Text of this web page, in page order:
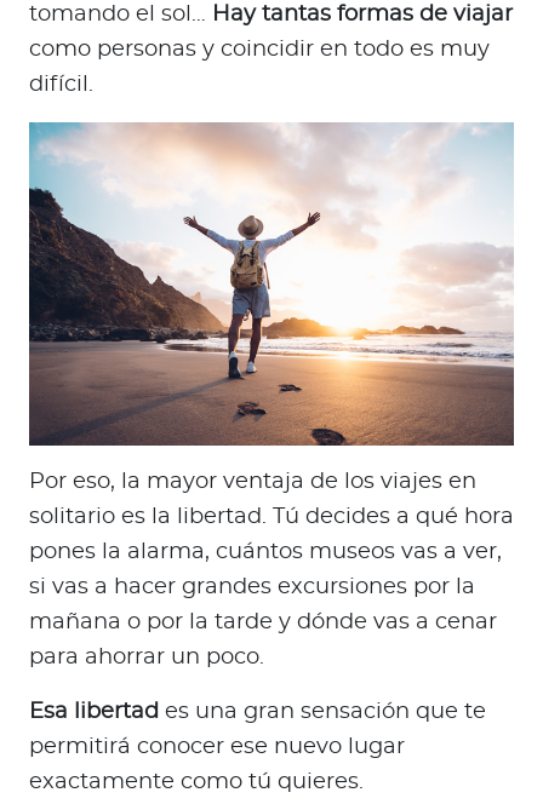
tomando el sol… Hay tantas formas de viajar
como personas y coincidir en todo es muy
difícil.
Por eso, la mayor ventaja de los viajes en
solitario es la libertad. Tú decides a qué hora
pones la alarma, cuántos museos vas a ver,
si vas a hacer grandes excursiones por la
mañana o por la tarde y dónde vas a cenar
para ahorrar un poco.
Esa libertad es una gran sensación que te
permitirá conocer ese nuevo lugar
exactamente como tú quieres.